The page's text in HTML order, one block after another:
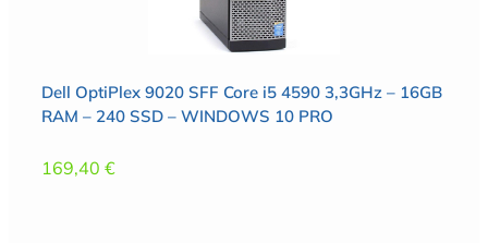
Dell OptiPlex 9020 SFF Core i5 4590 3,3GHz – 16GB
RAM – 240 SSD – WINDOWS 10 PRO
169,40 €